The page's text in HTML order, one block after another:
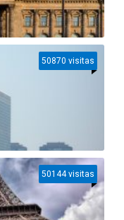
50870 visitas
50144 visitas